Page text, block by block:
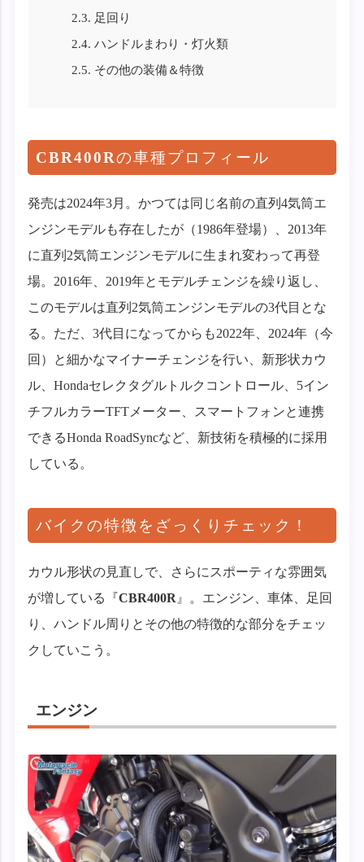
2.3. 足回り
2.4. ハンドルまわり・灯火類
2.5. その他の装備＆特徴
CBR400Rの車種プロフィール
発売は2024年3月。かつては同じ名前の直列4気筒エ
ンジンモデルも存在したが（1986年登場）、2013年
に直列2気筒エンジンモデルに生まれ変わって再登
場。2016年、2019年とモデルチェンジを繰り返し、
このモデルは直列2気筒エンジンモデルの3代目とな
る。ただ、3代目になってからも2022年、2024年（今
回）と細かなマイナーチェンジを行い、新形状カウ
ル、Hondaセレクタグルトルクコントロール、5イン
チフルカラーTFTメーター、スマートフォンと連携
できるHonda RoadSyncなど、新技術を積極的に採用
している。
バイクの特徴をざっくりチェック！
カウル形状の見直しで、さらにスポーティな雰囲気
が増している『CBR400R 』。エンジン、車体、足回
り、ハンドル周りとその他の特徴的な部分をチェッ
クしていこう。
エンジン